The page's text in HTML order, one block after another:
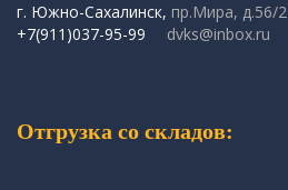
г. Южно-Сахалинск, пр.Мира, д.56/2
+7(911)037-95-99
dvks@inbox.ru
Отгрузка со складов: